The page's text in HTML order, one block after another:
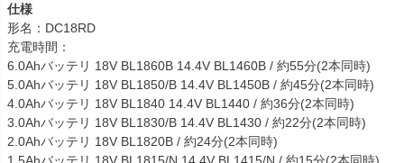
仕様
形名：DC18RD
充電時間：
6.0Ahバッテリ 18V BL1860B 14.4V BL1460B / 約55分(2本同時)
5.0Ahバッテリ 18V BL1850/B 14.4V BL1450B / 約45分(2本同時)
4.0Ahバッテリ 18V BL1840 14.4V BL1440 / 約36分(2本同時)
3.0Ahバッテリ 18V BL1830/B 14.4V BL1430 / 約22分(2本同時)
2.0Ahバッテリ 18V BL1820B / 約24分(2本同時)